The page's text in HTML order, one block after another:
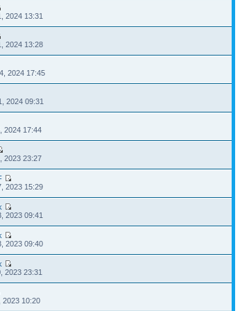
2024 13:31
2024 13:28
2024 17:45
2024 09:31
2024 17:44
2023 23:27
2023 15:29
2023 09:41
2023 09:40
2023 23:31
2023 10:20